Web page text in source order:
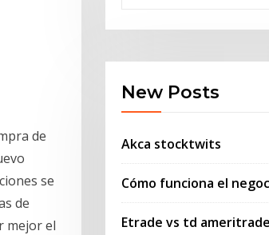
de
se
de
mejor el
New Posts
Akca stocktwits
Cómo funciona el
Etrade vs td